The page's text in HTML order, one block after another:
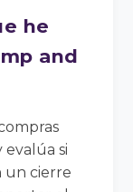
he
and
evalúa si
un cierre